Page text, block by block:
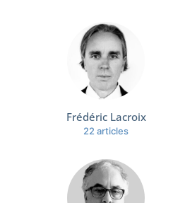
Frédéric Lacroix
22 articles